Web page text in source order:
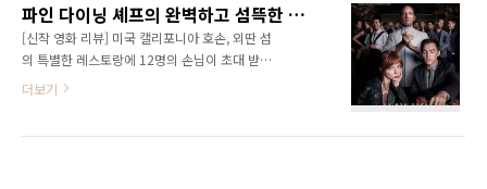
파인 다이닝 셰프의 완벽하고 섬뜩한 계획이란? <더 메뉴>
[신작 영화 리뷰] 미국 캘리포니아 호손, 외딴 섬
의 특별한 레스토랑에 12명의 손님이 초대 받는
다. 초대는 받았지만 공짜는 아니고 1인당 거금
더보기